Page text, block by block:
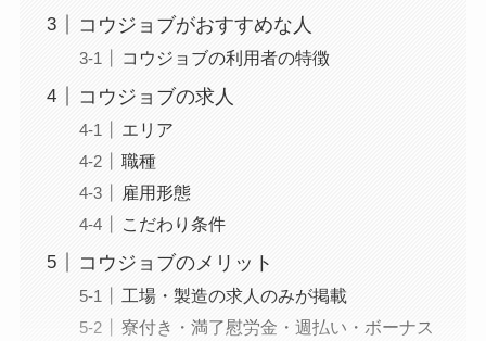
コウジョブがおすすめな人
コウジョブの利用者の特徴
コウジョブの求人
エリア
職種
雇用形態
こだわり条件
コウジョブのメリット
工場・製造の求人のみが掲載
寮付き・満了慰労金・週払い・ボーナス